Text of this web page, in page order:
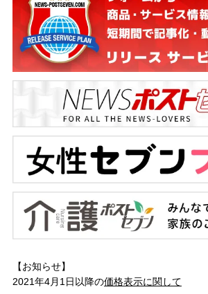
【お知らせ】
2021年4月1日以降の価格表示に関して